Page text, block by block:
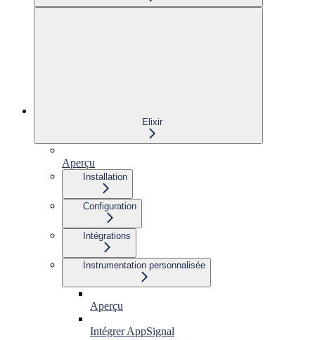
Elixir
Aperçu
Installation
Configuration
Intégrations
Instrumentation personnalisée
Aperçu
Intégrer AppSignal